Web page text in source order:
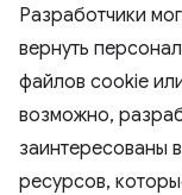
Разработчики
вернуть
файлов cookie
возможно,
заинтересованы
ресурсов,